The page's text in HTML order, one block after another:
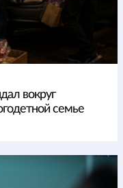
вокруг
семье